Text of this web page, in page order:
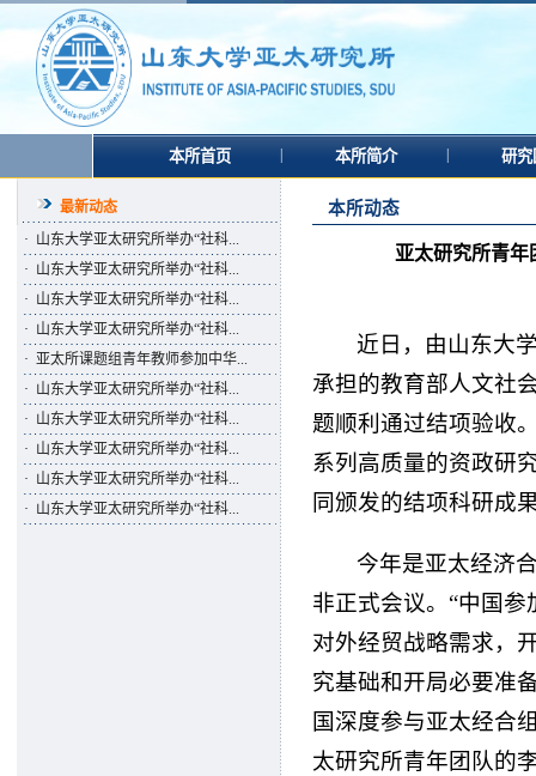
本所首页 本所简介 研
最新动态
· 山东大学亚太研究所举办“社科...
· 山东大学亚太研究所举办“社科...
· 山东大学亚太研究所举办“社科...
· 山东大学亚太研究所举办“社科...
· 亚太所课题组青年教师参加中华...
· 山东大学亚太研究所举办“社科...
· 山东大学亚太研究所举办“社科...
· 山东大学亚太研究所举办“社科...
· 山东大学亚太研究所举办“社科...
· 山东大学亚太研究所举办“社科...
本所动态
亚太研究所青
近日，由山东大
承担的教育部人文社
题顺利通过结项验收
系列高质量的资政研
同颁发的结项科研成
今年是亚太经济
非正式会议。“中国
对外经贸战略需求，
究基础和开局必要准
国深度参与亚太经合
太研究所青年团队的